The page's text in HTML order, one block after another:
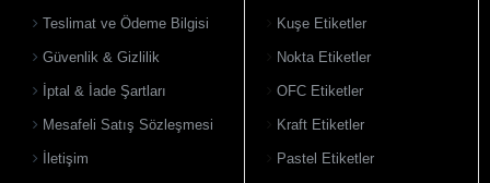
Teslimat ve Ödeme Bilgisi
Güvenlik & Gizlilik
İptal & İade Şartları
Mesafeli Satış Sözleşmesi
İletişim
Kuşe Etiketler
Nokta Etiketler
OFC Etiketler
Kraft Etiketler
Pastel Etiketler